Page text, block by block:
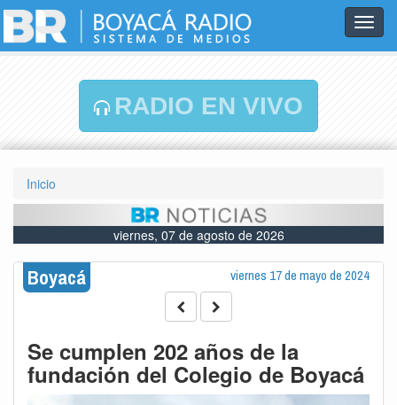
RADIO EN VIVO
Inicio
viernes, 07 de agosto de 2026
Boyacá viernes 17 de mayo de 2024
Se cumplen 202 años de la
fundación del Colegio de Boyacá